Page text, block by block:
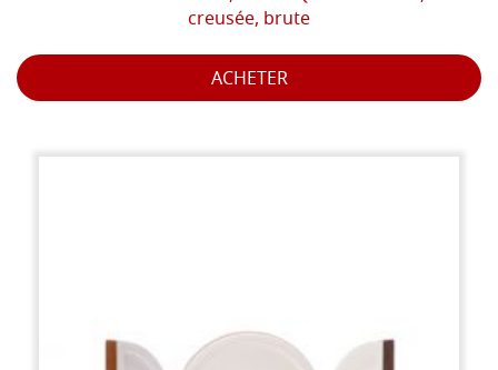
creusée, brute
ACHETER